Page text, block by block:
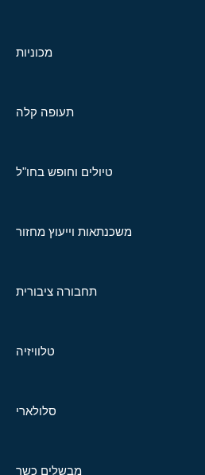
מכוניות
תעופה קלה
טיולים וחופש בחו"ל
משכנתאות וייעוץ מחזור
תחבורה ציבורית
טלוויזיה
סלולארי
מבשלים כשר